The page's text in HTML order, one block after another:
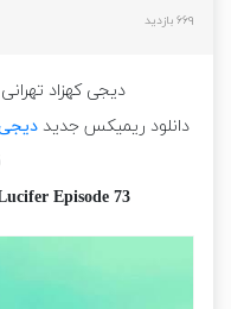
۶۶۹ بازدید
دیجی کهزاد
دانلود ریمیکس جدیددیجی
Episode 73